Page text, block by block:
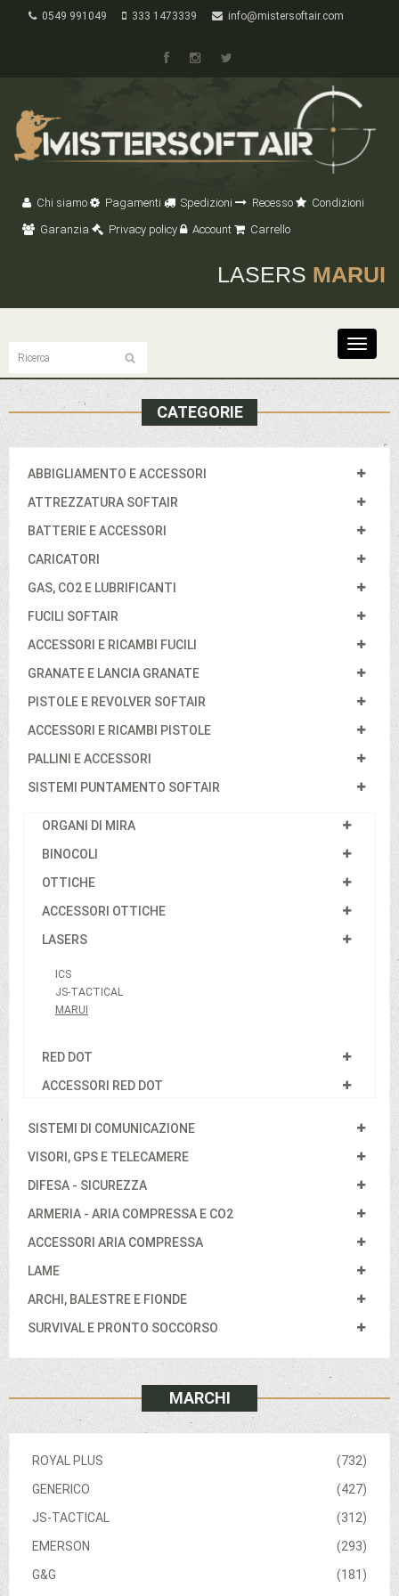
0549 991049 333 1473339 info@mistersoftair.com
Chi siamo Pagamenti Spedizioni Recesso
Condizioni
Garanzia
Privacy policy Account Carrello
LASERS MARUI
Toggle
CATEGORIE
ABBIGLIAMENTO E ACCESSORI
ATTREZZATURA SOFTAIR
BATTERIE E ACCESSORI
CARICATORI
GAS, CO2 E LUBRIFICANTI
FUCILI SOFTAIR
ACCESSORI E RICAMBI FUCILI
GRANATE E LANCIA GRANATE
PISTOLE E REVOLVER SOFTAIR
ACCESSORI E RICAMBI PISTOLE
PALLINI E ACCESSORI
SISTEMI PUNTAMENTO SOFTAIR
ORGANI DI MIRA
BINOCOLI
OTTICHE
ACCESSORI OTTICHE
LASERS
ICS
JS-TACTICAL
MARUI
RED DOT
ACCESSORI RED DOT
SISTEMI DI COMUNICAZIONE
VISORI, GPS E TELECAMERE
DIFESA - SICUREZZA
ARMERIA - ARIA COMPRESSA E CO2
ACCESSORI ARIA COMPRESSA
LAME
ARCHI, BALESTRE E FIONDE
SURVIVAL E PRONTO SOCCORSO
MARCHI
(732)
ROYAL PLUS
(427)
GENERICO
(312)
JS-TACTICAL
(293)
EMERSON
(181)
G&G